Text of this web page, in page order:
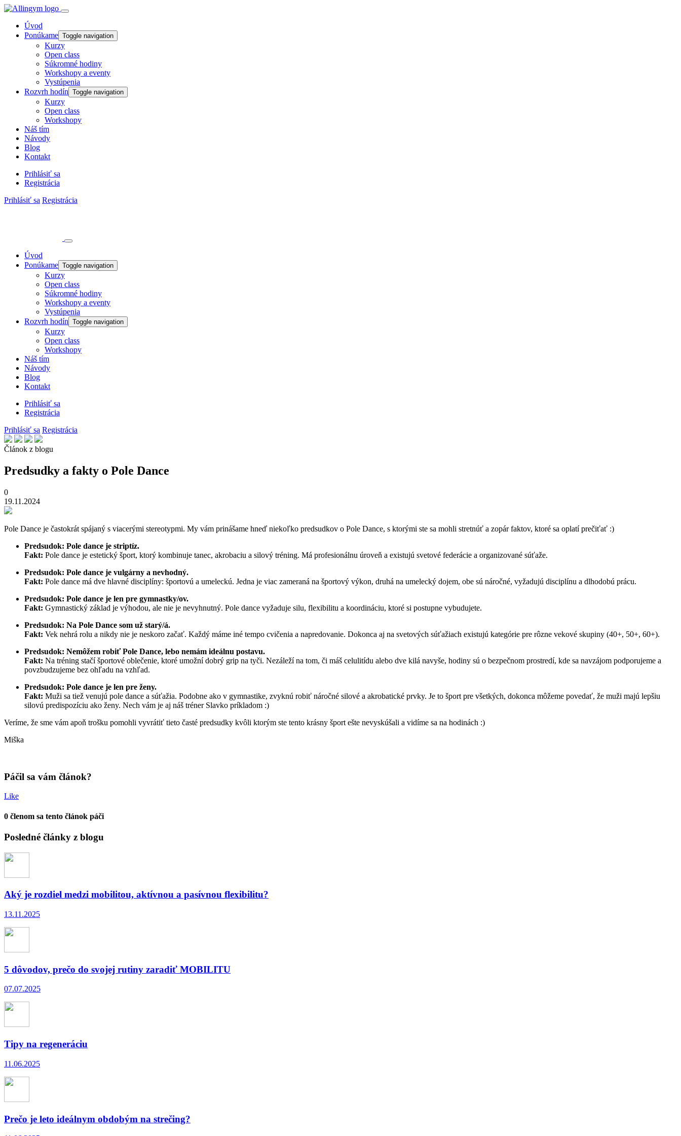
Úvod
Ponúkame Toggle navigation
Kurzy
Open class
Súkromné hodiny
Workshopy a eventy
Vystúpenia
Rozvrh hodín Toggle navigation
Kurzy
Open class
Workshopy
Náš tím
Návody
Blog
Kontakt
Prihlásiť sa
Registrácia
Prihlásiť sa Registrácia
Úvod
Ponúkame Toggle navigation
Kurzy
Open class
Súkromné hodiny
Workshopy a eventy
Vystúpenia
Rozvrh hodín Toggle navigation
Kurzy
Open class
Workshopy
Náš tím
Návody
Blog
Kontakt
Prihlásiť sa
Registrácia
Prihlásiť sa Registrácia
Článok z blogu
Predsudky a fakty o Pole Dance
0
19.11.2024
Pole Dance je častokrát spájaný s viacerými stereotypmi. My vám prinášame hneď niekoľko predsudkov o Pole Dance, s ktorými ste sa mohli stretnúť a zopár faktov, ktoré sa oplatí prečiťať :)
Predsudok: Pole dance je striptíz.
Fakt: Pole dance je estetický šport, ktorý kombinuje tanec, akrobaciu a silový tréning. Má profesionálnu úroveň a existujú svetové federácie a organizované súťaže.
Predsudok: Pole dance je vulgárny a nevhodný.
Fakt: Pole dance má dve hlavné disciplíny: športovú a umeleckú. Jedna je viac zameraná na športový výkon, druhá na umelecký dojem, obe sú náročné, vyžadujú disciplínu a dlhodobú prácu.
Predsudok: Pole dance je len pre gymnastky/ov.
Fakt: Gymnastický základ je výhodou, ale nie je nevyhnutný. Pole dance vyžaduje silu, flexibilitu a koordináciu, ktoré si postupne vybudujete.
Predsudok: Na Pole Dance som už starý/á.
Fakt: Vek nehrá rolu a nikdy nie je neskoro začať. Každý máme iné tempo cvičenia a napredovanie. Dokonca aj na svetových súťažiach existujú kategórie pre rôzne vekové skupiny (40+, 50+, 60+).
Predsudok: Nemôžem robiť Pole Dance, lebo nemám ideálnu postavu.
Fakt: Na tréning stačí športové oblečenie, ktoré umožní dobrý grip na tyči. Nezáleží na tom, či máš celulitídu alebo dve kilá navyše, hodiny sú o bezpečnom prostredí, kde sa navzájom podporujeme a
povzbudzujeme bez ohľadu na vzhľad.
Predsudok: Pole dance je len pre ženy.
Fakt: Muži sa tiež venujú pole dance a súťažia. Podobne ako v gymnastike, zvyknú robiť náročné silové a akrobatické prvky. Je to šport pre všetkých, dokonca môžeme povedať, že muži majú lepšiu
silovú predispozíciu ako ženy. Nech vám je aj náš tréner Slavko príkladom :)
Veríme, že sme vám apoň trošku pomohli vyvrátiť tieto časté predsudky kvôli ktorým ste tento krásny šport ešte nevyskúšali a vidíme sa na hodinách :)
Miška
Páčil sa vám článok?
Like
0 členom sa tento článok páči
Posledné články z blogu
Aký je rozdiel medzi mobilitou, aktívnou a pasívnou flexibilitu?
13.11.2025
5 dôvodov, prečo do svojej rutiny zaradiť MOBILITU
07.07.2025
Tipy na regeneráciu
11.06.2025
Prečo je leto ideálnym obdobým na strečing?